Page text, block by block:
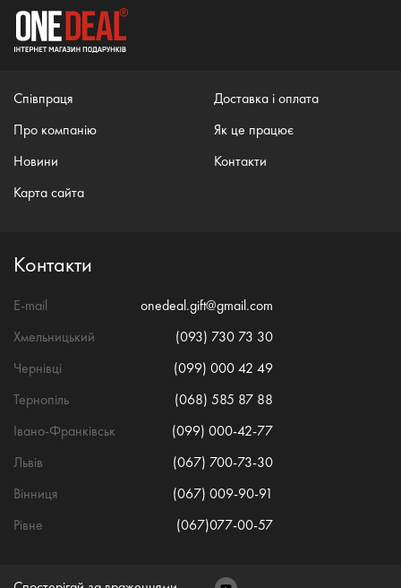
Співпраця
Про компанію
Новини
Карта сайта
Доставка і оплата
Як це працює
Контакти
Контакти
E-mail
onedeal.gift@gmail.com
Хмельницький
(093) 730 73 30
Чернівці
(099) 000 42 49
Тернопіль
(068) 585 87 88
Івано-Франківськ
(099) 000-42-77
Львів
(067) 700-73-30
Вінниця
(067) 009-90-91
Рівне
(067)077-00-57